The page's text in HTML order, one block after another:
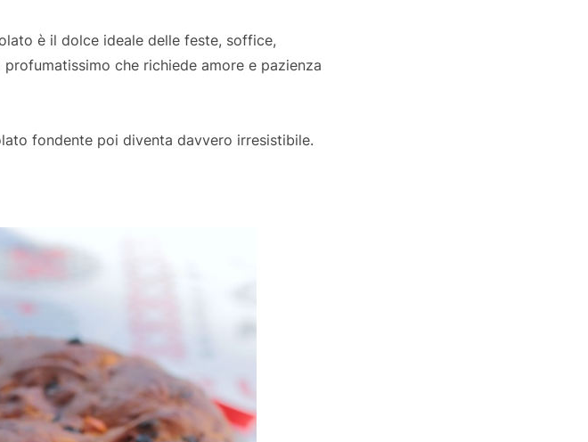
è il dolce ideale delle feste, soffice,
che richiede amore e pazienza
fondente poi diventa davvero irresistibile.